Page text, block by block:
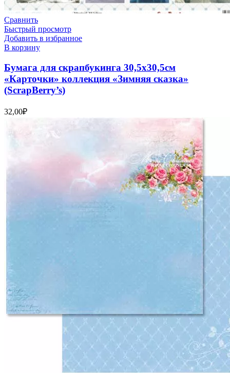
Сравнить
Быстрый просмотр
Добавить в избранное
В корзину
Бумага для скрапбукинга 30,5х30,5см
«Карточки» коллекция «Зимняя сказка»
(ScrapBerry’s)
32,00₽